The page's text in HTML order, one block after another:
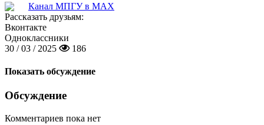
Канал МПГУ в MAX
Рассказать друзьям:
Вконтакте
Одноклассники
30 / 03 / 2025
186
Показать обсуждение
Обсуждение
Комментариев пока нет